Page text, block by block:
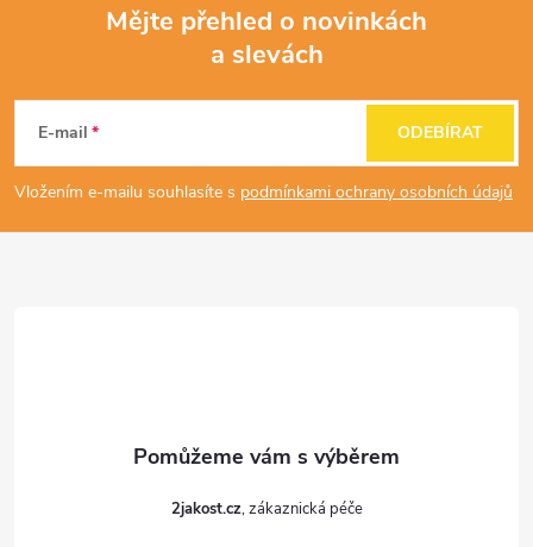
p
Mějte přehled o novinkách
a slevách
E-mail
Vložením e-mailu souhlasíte s podmínkami ochrany osobních údajů
ODEBÍRAT
2jakost.cz